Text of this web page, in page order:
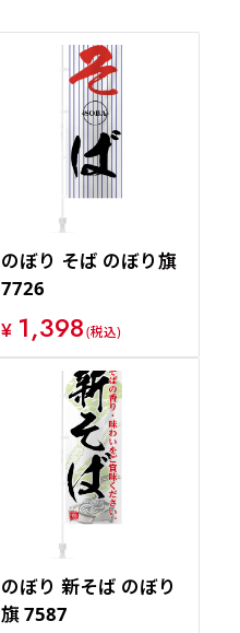
新着順
価格が安い順
価格が高い順
のぼり そば のぼり旗
7726
¥ 1,398(税込)
のぼり 新そば のぼり
旗 7587